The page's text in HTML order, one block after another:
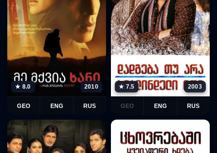
★ 8.0 2010
GEO ENG RUS
★ 7.5 2003
GEO ENG RUS